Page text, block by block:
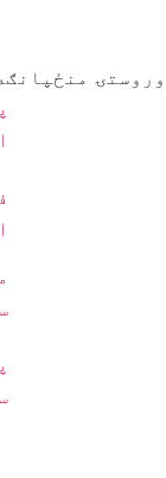
وروستۍ